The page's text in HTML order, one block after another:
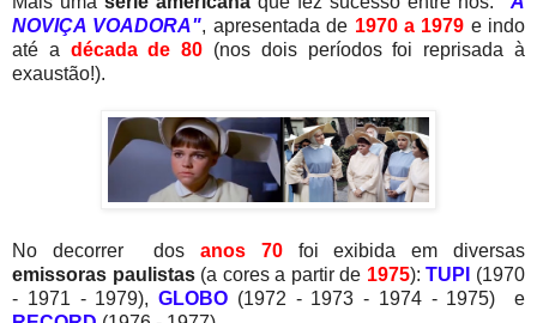
NOVIÇA VOADORA", apresentada de 1970 a 1979 e indo
até a década de 80 (nos dois períodos foi reprisada à
exaustão!).
No decorrer dosanos 70foi exibida em diversas
emissoras paulistas(a cores a partir de 1975):TUPI
(1970
- 1971 - 1979),GLOBO (1972 - 1973 - 1974 - 1975) e